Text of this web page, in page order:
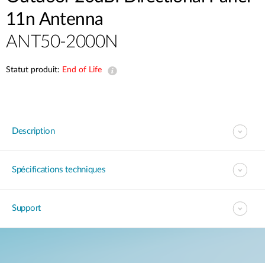
11n Antenna
ANT50-2000N
Statut produit: End of Life
Description
Spécifications techniques
Support